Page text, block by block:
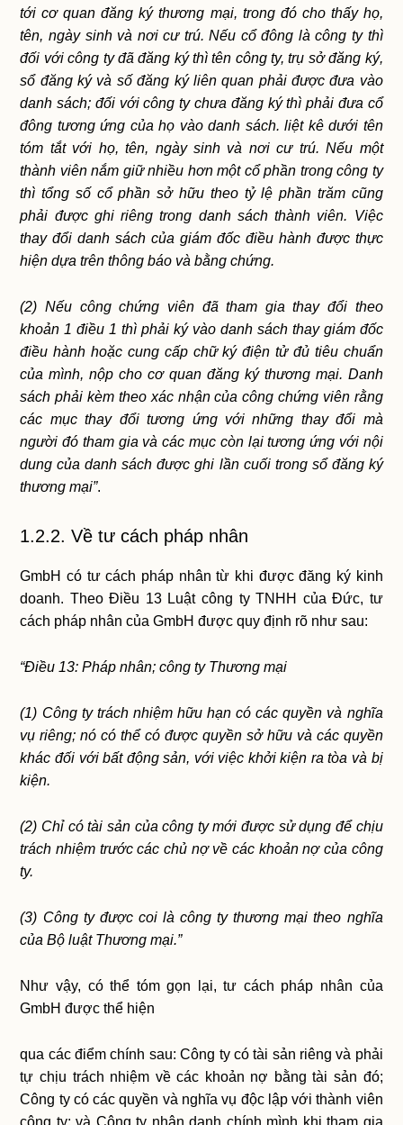
tới cơ quan đăng ký thương mại, trong đó cho thấy họ,
tên, ngày sinh và nơi cư trú. Nếu cổ đông là công ty thì
đối với công ty đã đăng ký thì tên công ty, trụ sở đăng ký,
sổ đăng ký và số đăng ký liên quan phải được đưa vào
danh sách; đối với công ty chưa đăng ký thì phải đưa cổ
đông tương ứng của họ vào danh sách. liệt kê dưới tên
tóm tắt với họ, tên, ngày sinh và nơi cư trú. Nếu một
thành viên nắm giữ nhiều hơn một cổ phần trong công ty
thì tổng số cổ phần sở hữu theo tỷ lệ phần trăm cũng
phải được ghi riêng trong danh sách thành viên. Việc
thay đổi danh sách của giám đốc điều hành được thực
hiện dựa trên thông báo và bằng chứng.
(2) Nếu công chứng viên đã tham gia thay đổi theo
khoản 1 điều 1 thì phải ký vào danh sách thay giám đốc
điều hành hoặc cung cấp chữ ký điện tử đủ tiêu chuẩn
của mình, nộp cho cơ quan đăng ký thương mại. Danh
sách phải kèm theo xác nhận của công chứng viên rằng
các mục thay đổi tương ứng với những thay đổi mà
người đó tham gia và các mục còn lại tương ứng với nội
dung của danh sách được ghi lần cuối trong sổ đăng ký
thương mại”.
1.2.2. Về tư cách pháp nhân
GmbH có tư cách pháp nhân từ khi được đăng ký kinh
doanh. Theo Điều 13 Luật công ty TNHH của Đức, tư
cách pháp nhân của GmbH được quy định rõ như sau:
“Điều 13: Pháp nhân; công ty Thương mại
(1) Công ty trách nhiệm hữu hạn có các quyền và nghĩa
vụ riêng; nó có thể có được quyền sở hữu và các quyền
khác đối với bất động sản, với việc khởi kiện ra tòa và bị
kiện.
(2) Chỉ có tài sản của công ty mới được sử dụng để chịu
trách nhiệm trước các chủ nợ về các khoản nợ của công
ty.
(3) Công ty được coi là công ty thương mại theo nghĩa
của Bộ luật Thương mại.”
Như vậy, có thể tóm gọn lại, tư cách pháp nhân của
GmbH được thể hiện
qua các điểm chính sau: Công ty có tài sản riêng và phải
tự chịu trách nhiệm về các khoản nợ bằng tài sản đó;
Công ty có các quyền và nghĩa vụ độc lập với thành viên